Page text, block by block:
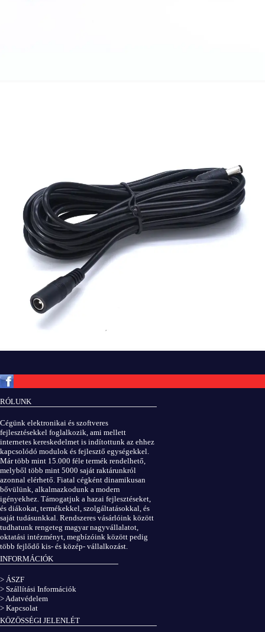
RÓLUNK
Cégünk elektronikai és szoftveres
fejlesztésekkel foglalkozik, ami mellett
internetes kereskedelmet is indítottunk az ehhez
kapcsolódó modulok és fejlesztő egységekkel.
Már több mint 15.000 féle termék rendelhető,
melyből több mint 5000 saját raktárunkról
azonnal elérhető. Fiatal cégként dinamikusan
bővülünk, alkalmazkodunk a modern
igényekhez. Támogatjuk a hazai fejlesztéseket,
és diákokat, termékekkel, szolgáltatásokkal, és
saját tudásunkkal. Rendszeres vásárlóink között
tudhatunk rengeteg magyar nagyvállalatot,
oktatási intézményt, megbízóink között pedig
több fejlődő kis- és közép- vállalkozást.
INFORMÁCIÓK
> ÁSZF
> Szállítási Információk
> Adatvédelem
> Kapcsolat
KÖZÖSSÉGI JELENLÉT